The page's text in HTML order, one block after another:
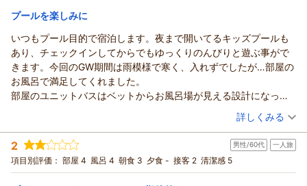
ただ一点残念だったこと…ラウンジアクセス付きのお部屋は全室
お風呂に洗い場がついていると思っていました。前回が洗い場付
きだった為です。しかし、今回のお部屋はお風呂に洗い場がつい
ていませんでした。よく見ないで予約してしまいとても残念でし
た。自分のミスです…次回は気をつけて、また行きたいと思って
います。息子夫婦も快適なホテルステイ喜んでいました。
宿泊価格帯： 12,001～13,000円(大人一人あたり/税込)
プールを楽しみに
いつもプール目的で宿泊します。夜まで開いてるキッズプールも
あり、チェックインしてからでもゆっくりのんびりと遊ぶ事がで
きます。今回のGW期間は雨模様で寒く、入れずでしたが…部屋の
お風呂で満足してくれました。
部屋のユニットバスはベットからお風呂場が見える設計になって
いるので、母は部屋で映画を楽しみながら子どもこ水遊びを監視
ちょこっと残念だったのが、こどもの日ディナーブッフェで、子
どもが食べられる味つけじゃなかったのは何故…??世界の料理は
美味しんですが…辛すぎでした。
（投稿日：2026/06/28）
宿泊時期： 2026年05月宿泊 (子連れ旅行)
投稿者： ハイメさん
宿泊プラン： 【じゃらんスペシャルウィーク】ポイント10%付！口コミ高評
価☆ホテル自慢の朝食ブッフェ付♪
ツイン 朝のみ
詳しくみる
2 男性/60代 一人旅
項目別評価： 部屋 4 風呂 4 朝食 3 夕食 - 接客 2 清潔感 5